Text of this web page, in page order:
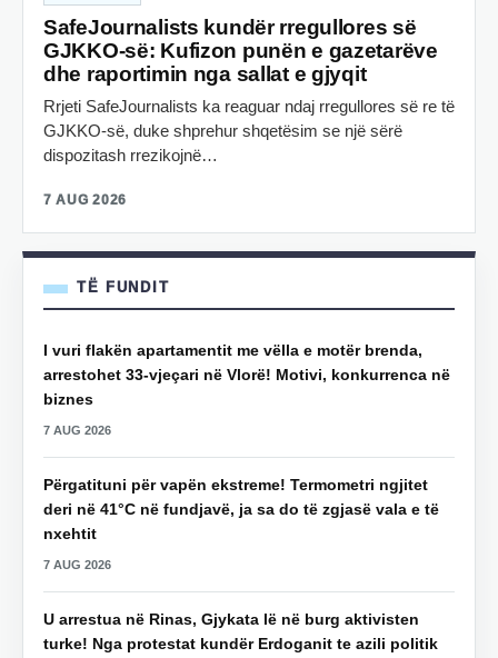
SafeJournalists kundër rregullores së
GJKKO-së: Kufizon punën e gazetarëve
dhe raportimin nga sallat e gjyqit
Rrjeti SafeJournalists ka reaguar ndaj rregullores së re të
GJKKO-së, duke shprehur shqetësim se një sërë
dispozitash rrezikojnë…
7 AUG 2026
TË FUNDIT
I vuri flakën apartamentit me vëlla e motër brenda,
arrestohet 33-vjeçari në Vlorë! Motivi, konkurrenca në
biznes
7 AUG 2026
Përgatituni për vapën ekstreme! Termometri ngjitet
deri në 41°C në fundjavë, ja sa do të zgjasë vala e të
nxehtit
7 AUG 2026
U arrestua në Rinas, Gjykata lë në burg aktivisten
turke! Nga protestat kundër Erdoganit te azili politik